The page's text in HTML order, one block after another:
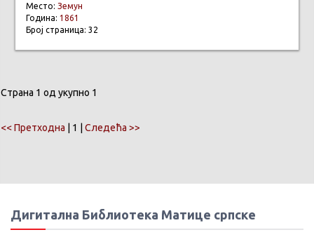
Место: Земун
Година: 1861
Број страница: 32
Страна 1 од укупно 1
<< Претходна | 1 | Следећа >>
Дигитална Библиотека Матице српске